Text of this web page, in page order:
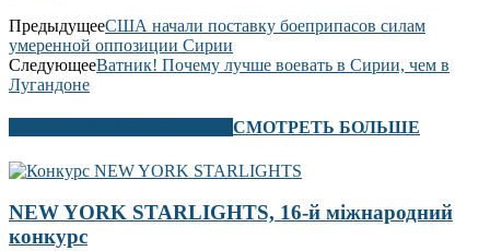
ПредыдущееСША начали поставку боеприпасов силам
умеренной оппозиции Сирии
СледующееВатник! Почему лучше воевать в Сирии, чем в
Лугандоне
СМОТРЕТЬ БОЛЬШЕ
NEW YORK STARLIGHTS, 16-й міжнародний
конкурс